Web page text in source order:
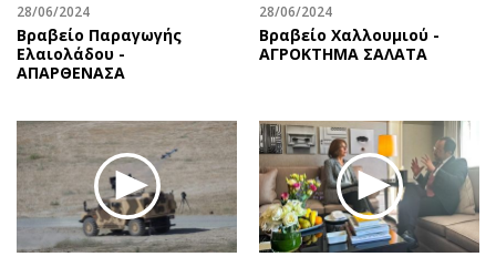
Μουσική
Εικαστικά
Χειρόγραφα
Uncut
Προσφορές
Επιστολές
28/06/2024
Βραβείο Παραγωγής
Ελαιολάδου -
ΑΠΑΡΘΕΝΑΣΑ
28/06/2024
Βραβείο Χαλλουμιού -
ΑΓΡΟΚΤΗΜΑ ΣΑΛΑΤΑ